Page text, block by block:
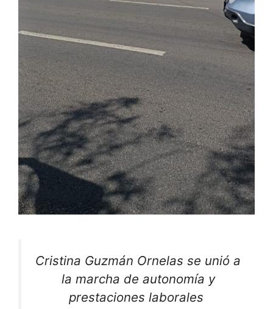
Cristina Guzmán Ornelas se unió a
la marcha de autonomía y
prestaciones laborales